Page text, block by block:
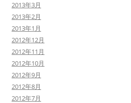
2013年3月
2013年2月
2013年1月
2012年12月
2012年11月
2012年10月
2012年9月
2012年8月
2012年7月